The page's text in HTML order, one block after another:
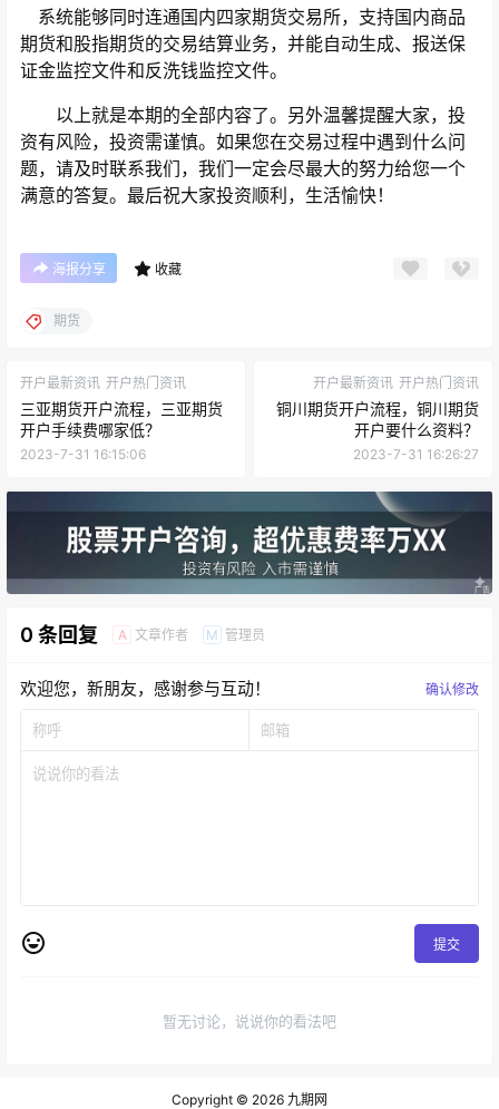
系统能够同时连通国内四家期货交易所，支持国内商品
期货和股指期货的交易结算业务，并能自动生成、报送保
证金监控文件和反洗钱监控文件。
以上就是本期的全部内容了。另外温馨提醒大家，投
资有风险，投资需谨慎。如果您在交易过程中遇到什么问
题，请及时联系我们，我们一定会尽最大的努力给您一个
满意的答复。最后祝大家投资顺利，生活愉快！
海报分享 收藏
期货
开户最新资讯 开户热门资讯
三亚期货开户流程，三亚期货
开户手续费哪家低？
2023-7-31 16:15:06
开户最新资讯 开户热门资讯
铜川期货开户流程，铜川期货
开户要什么资料？
2023-7-31 16:26:27
0 条回复 A 文章作者 M 管理员
欢迎您，新朋友，感谢参与互动！ 确认修改
提交
暂无讨论，说说你的看法吧
Copyright © 2026 九期网